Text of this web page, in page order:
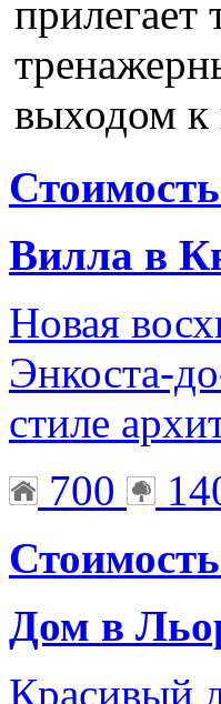
прилегает
выходом к
Вилла в
Новая
Энкоста-
стиле
700
Дом в
Красивый